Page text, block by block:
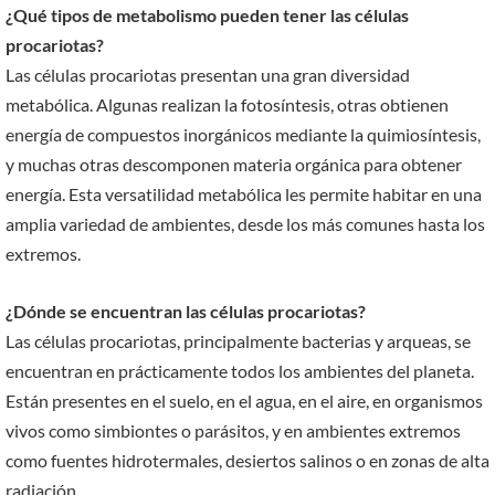
¿Qué tipos de metabolismo pueden tener las células
procariotas?
Las células procariotas presentan una gran diversidad
metabólica. Algunas realizan la fotosíntesis, otras obtienen
energía de compuestos inorgánicos mediante la quimiosíntesis,
y muchas otras descomponen materia orgánica para obtener
energía. Esta versatilidad metabólica les permite habitar en una
amplia variedad de ambientes, desde los más comunes hasta los
extremos.
¿Dónde se encuentran las células procariotas?
Las células procariotas, principalmente bacterias y arqueas, se
encuentran en prácticamente todos los ambientes del planeta.
Están presentes en el suelo, en el agua, en el aire, en organismos
vivos como simbiontes o parásitos, y en ambientes extremos
como fuentes hidrotermales, desiertos salinos o en zonas de alta
radiación.